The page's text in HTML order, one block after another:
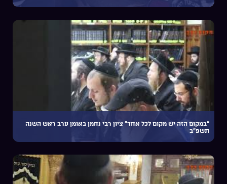
“במקום הזה יש מקום לכל אחד” ציון רבי נחמן באומן ערב ראש השנה
תשפ”ב